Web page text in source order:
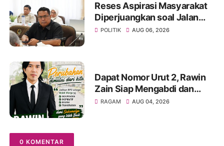
Reses Aspirasi Masyarakat
Diperjuangkan soal Jalan
Pangala-Baruppu Rusak
POLITIK AUG 06, 2026
Dapat Nomor Urut 2, Rawin
Zain Siap Mengabdi dan
Perjuangkan Aspirasi Warga
RAGAM AUG 04, 2026
0 KOMENTAR